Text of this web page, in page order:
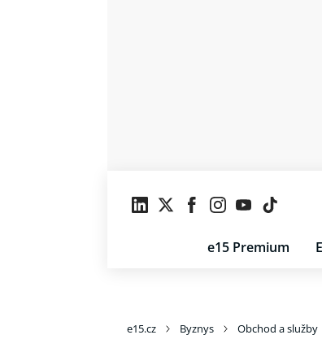
e15 Premium
e15.cz Byznys Obchod a služby